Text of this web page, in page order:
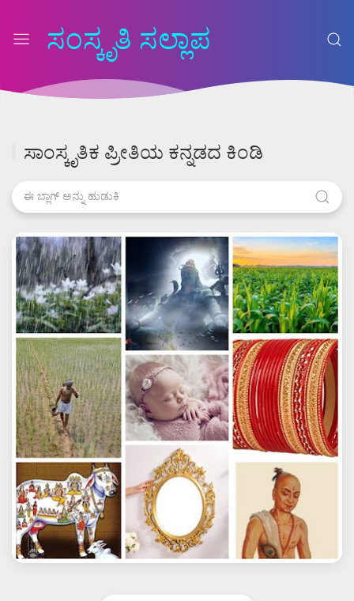
ಸಂಸ್ಕೃತಿ ಸಲ್ಲಾಪ
ಸಾಂಸ್ಕೃತಿಕ ಪ್ರೀತಿಯ ಕನ್ನಡದ ಕಿಂಡಿ